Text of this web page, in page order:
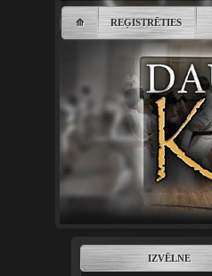
⟰ REĢISTRĒTIES
IZVĒLNE